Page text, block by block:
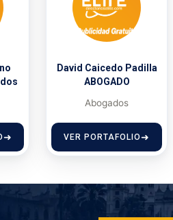
David Caicedo Padilla
ABOGADO
Abogados
VER PORTAFOLIO